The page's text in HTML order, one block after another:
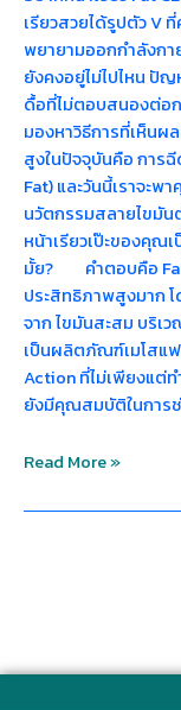
เรียวสวยได้รูปตัว V
พยายามออกกำลังกา
ยังคงอยู่ไม่ไปไหน ปัญ
ดื้อที่ไม่ตอบสนองต่อก
มองหาวิธีการที่เห็นผ
สูงในปัจจุบันคือ การ
Fat) และวันนี้เราจะพ
นวัตกรรมสลายไขมัน
หน้าเรียวเป๊ะของคุณเ
มั้ย? คำตอบคือ Fat
ประสิทธิภาพสูงมาก
จาก ไขมันสะสม บริ
เป็นผลิตภัณฑ์เมโสแฟ
Action ที่ไม่เพียงแต่ท
ยังมีคุณสมบัติในการ
Read More »